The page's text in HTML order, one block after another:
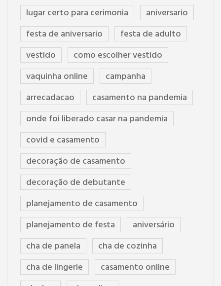
lugar certo para cerimonia
aniversario
festa de aniversario
festa de adulto
vestido
como escolher vestido
vaquinha online
campanha
arrecadacao
casamento na pandemia
onde foi liberado casar na pandemia
covid e casamento
decoração de casamento
decoração de debutante
planejamento de casamento
planejamento de festa
aniversário
cha de panela
cha de cozinha
cha de lingerie
casamento online